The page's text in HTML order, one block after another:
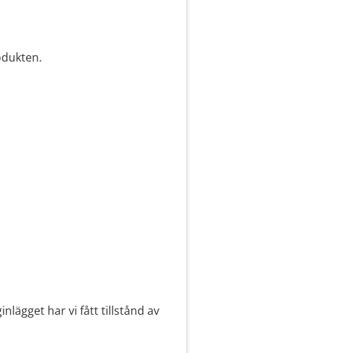
har vi fått tillstånd av